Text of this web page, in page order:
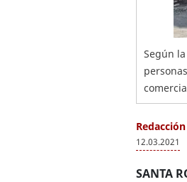
Según
12.03.2021
SANTA